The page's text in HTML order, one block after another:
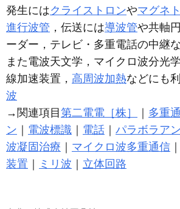
発生にはクライストロンやマグネ
進行波管 ，伝送には導波管や共軸
ーダー，テレビ・多重電話の中継
また電波天文学，マイクロ波分光学
線加速装置， 高周波加熱などにも
波
→関連項目第二電電［株］ ｜ 多重
ン ｜ 電波標識 ｜ 電話 ｜ パラボラア
波凝固治療 ｜ マイクロ波多重通信 ｜
装置 ｜ ミリ波 ｜ 立体回路